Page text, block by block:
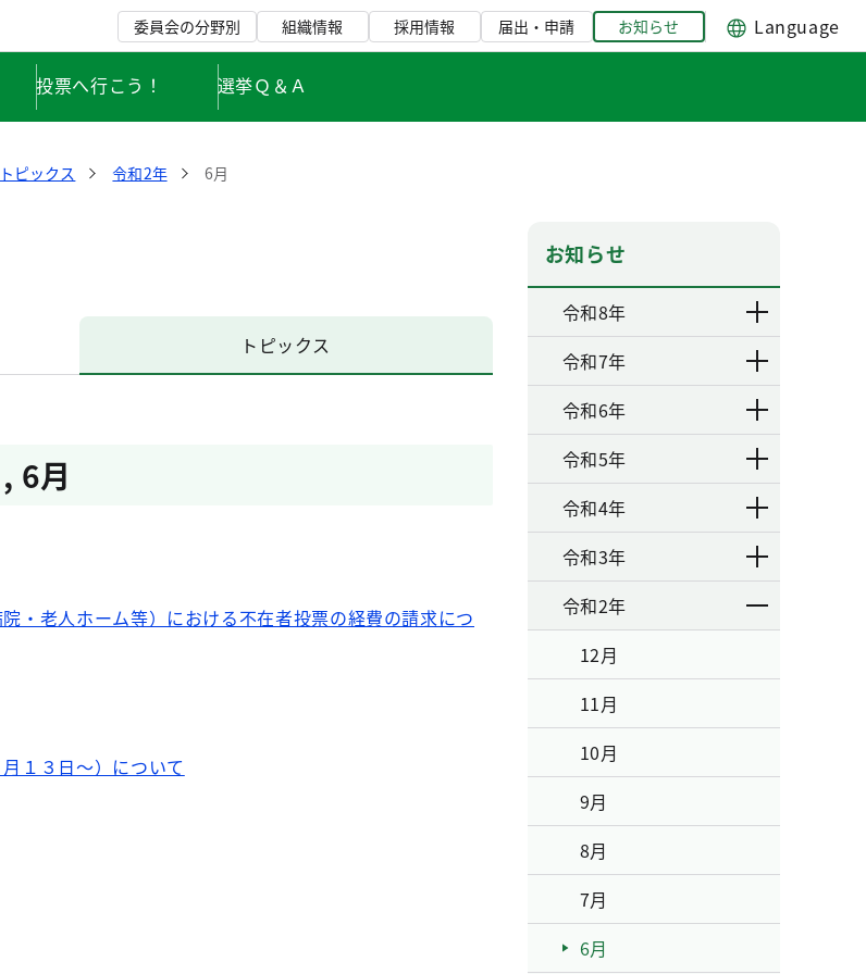
委員会の分野別 組織情報 採用情報 届出・申請 お知らせ Language
投票へ行こう！ 選挙Ｑ＆Ａ
トピックス 令和2年 6月
トピックス
, 6月
・老人ホーム等）における不在者投票の経費の請求につ
１３日～）について
お知らせ
令和8年
令和7年
令和6年
令和5年
令和4年
令和3年
令和2年
12月
11月
10月
9月
8月
7月
6月